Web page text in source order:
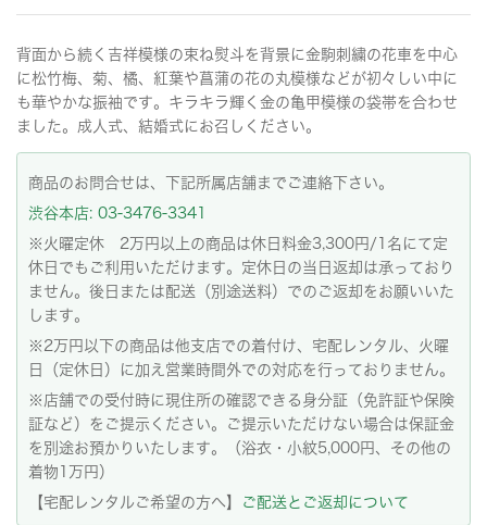
背面から続く吉祥模様の束ね熨斗を背景に金駒刺繍の花車を中心
に松竹梅、菊、橘、紅葉や菖蒲の花の丸模様などが初々しい中に
も華やかな振袖です。キラキラ輝く金の亀甲模様の袋帯を合わせ
ました。成人式、結婚式にお召しください。
商品のお問合せは、下記所属店舗までご連絡下さい。
渋谷本店: 03-3476-3341
※火曜定休 2万円以上の商品は休日料金3,300円/1名にて定
休日でもご利用いただけます。定休日の当日返却は承っており
ません。後日または配送（別途送料）でのご返却をお願いいた
します。
※2万円以下の商品は他支店での着付け、宅配レンタル、火曜
日（定休日）に加え営業時間外での対応を行っておりません。
※店舗での受付時に現住所の確認できる身分証（免許証や保険
証など）をご提示ください。ご提示いただけない場合は保証金
を別途お預かりいたします。（浴衣・小紋5,000円、その他の
着物1万円）
【宅配レンタルご希望の方へ】
ご配送とご返却について